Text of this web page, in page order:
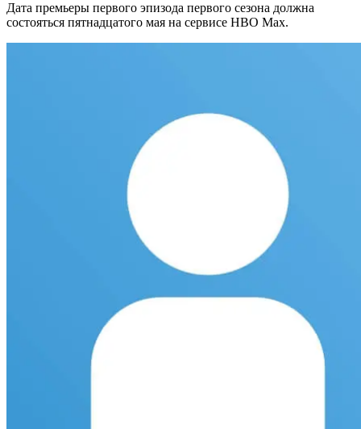
Дата премьеры первого эпизода первого сезона должна
состояться пятнадцатого мая на сервисе HBO Max.